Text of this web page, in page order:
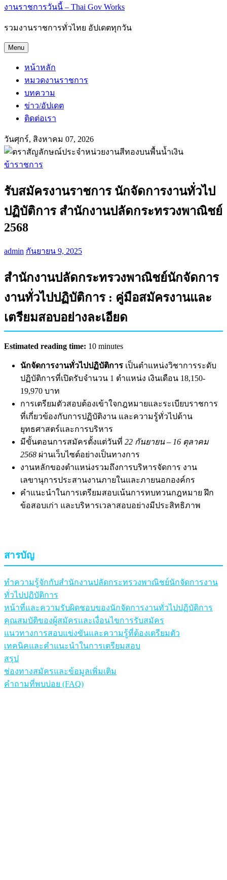
งานราชการวันนี้ – Thai Gov Works
รวมงานราชการทั่วไทย อัปเดตทุกวัน
Menu
หน้าหลัก
หมวดงานราชการ
บทความ
ข่าว/อัปเดต
ติดต่อเรา
วันศุกร์, สิงหาคม 07, 2026
ข้าราชการ
รับสมัครงานราชการ นักจัดการงานทั่วไป
ปฏิบัติการ สำนักงานปลัดกระทรวงพาณิชย์
2568
admin กันยายน 9, 2025
สำนักงานปลัดกระทรวงพาณิชย์นักจัดการ
งานทั่วไปปฏิบัติการ : คู่มือสมัครงานและ
เตรียมสอบอย่างละเอียด
Estimated reading time: 10 minutes
นักจัดการงานทั่วไปปฏิบัติการ เป็นตำแหน่งวิชาการระดับ
ปฏิบัติการที่เปิดรับจำนวน 1 ตำแหน่ง เงินเดือน 18,150-
19,970 บาท
การเตรียมตัวสอบต้องเข้าใจกฎหมายและระเบียบราชการ
ที่เกี่ยวข้องกับการปฏิบัติงาน และความรู้ทั่วไปด้าน
ยุทธศาสตร์และการบริหาร
มีขั้นตอนการสมัครตั้งแต่วันที่ 22 กันยายน – 16 ตุลาคม
2568 ผ่านเว็บไซต์อย่างเป็นทางการ
งานหลักของตำแหน่งรวมถึงการบริหารจัดการ งาน
เลขานุการประสานงานภายในและภายนอกองค์กร
คำแนะนำในการเตรียมสอบเน้นการทบทวนกฎหมาย ฝึก
ข้อสอบเก่า และบริหารเวลาสอบอย่างมีประสิทธิภาพ
สารบัญ
ทำความรู้จักกับสำนักงานปลัดกระทรวงพาณิชย์นักจัดการงาน
ทั่วไปปฏิบัติการ
หน้าที่และความรับผิดชอบของนักจัดการงานทั่วไปปฏิบัติการ
คุณสมบัติของผู้สมัครและเงื่อนไขการรับสมัคร
แนวทางการสอบแข่งขันและความรู้ที่ต้องเตรียมตัว
เทคนิคและคำแนะนำในการเตรียมสอบ
สรุป
ช่องทางสมัครและข้อมูลเพิ่มเติม
คำถามที่พบบ่อย (FAQ)